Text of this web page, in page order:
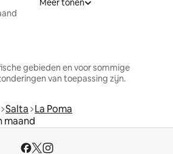
Meer tonen
gebieden en voor sommige
van toepassing zijn.
Salta La Poma
maand